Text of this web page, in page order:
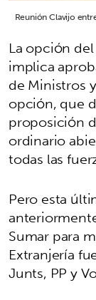
Reunión Clavijo
La opción
implica
de Ministros
opción, que
proposición
ordinario
todas las
Pero esta
Sumar para
Extranjería
Junts, PP y